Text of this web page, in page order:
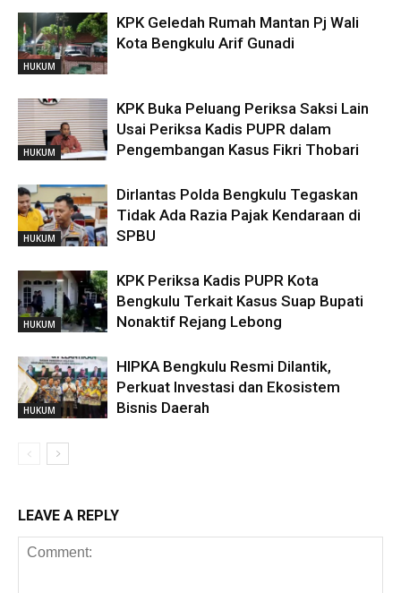
HUKUM
KPK Geledah Rumah Mantan Pj Wali
Kota Bengkulu Arif Gunadi
HUKUM
KPK Buka Peluang Periksa Saksi Lain
Usai Periksa Kadis PUPR dalam
Pengembangan Kasus Fikri Thobari
HUKUM
Dirlantas Polda Bengkulu Tegaskan
Tidak Ada Razia Pajak Kendaraan di
SPBU
HUKUM
KPK Periksa Kadis PUPR Kota
Bengkulu Terkait Kasus Suap Bupati
Nonaktif Rejang Lebong
HUKUM
HIPKA Bengkulu Resmi Dilantik,
Perkuat Investasi dan Ekosistem
Bisnis Daerah
LEAVE A REPLY